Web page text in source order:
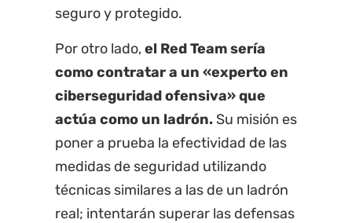
seguro y protegido.
Por otro lado,el Red Team sería
como contratar a un «experto en
ciberseguridad ofensiva» que
actúa como un ladrón. Su misión es
poner a prueba la efectividad de las
medidas de seguridad utilizando
técnicas similares a las de un ladrón
real; intentarán superar las defensas